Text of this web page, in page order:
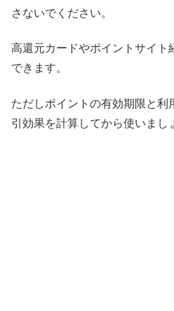
さないでください。
高還元カードやポイントサイト
できます。
ただしポイントの有効期限と利
引効果を計算してから使いまし